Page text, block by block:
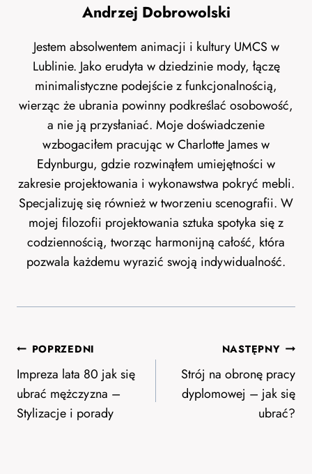
Andrzej Dobrowolski
Jestem absolwentem animacji i kultury UMCS w
Lublinie. Jako erudyta w dziedzinie mody, łączę
minimalistyczne podejście z funkcjonalnością,
wierząc że ubrania powinny podkreślać osobowość,
a nie ją przysłaniać. Moje doświadczenie
wzbogaciłem pracując w Charlotte James w
Edynburgu, gdzie rozwinąłem umiejętności w
zakresie projektowania i wykonawstwa pokryć mebli.
Specjalizuję się również w tworzeniu scenografii. W
mojej filozofii projektowania sztuka spotyka się z
codziennością, tworząc harmonijną całość, która
pozwala każdemu wyrazić swoją indywidualność.
Nawigacja
wpisu
POPRZEDNI
Impreza lata 80 jak się
ubrać mężczyzna –
Stylizacje i porady
NASTĘPNY
Strój na obronę pracy
dyplomowej – jak się
ubrać?